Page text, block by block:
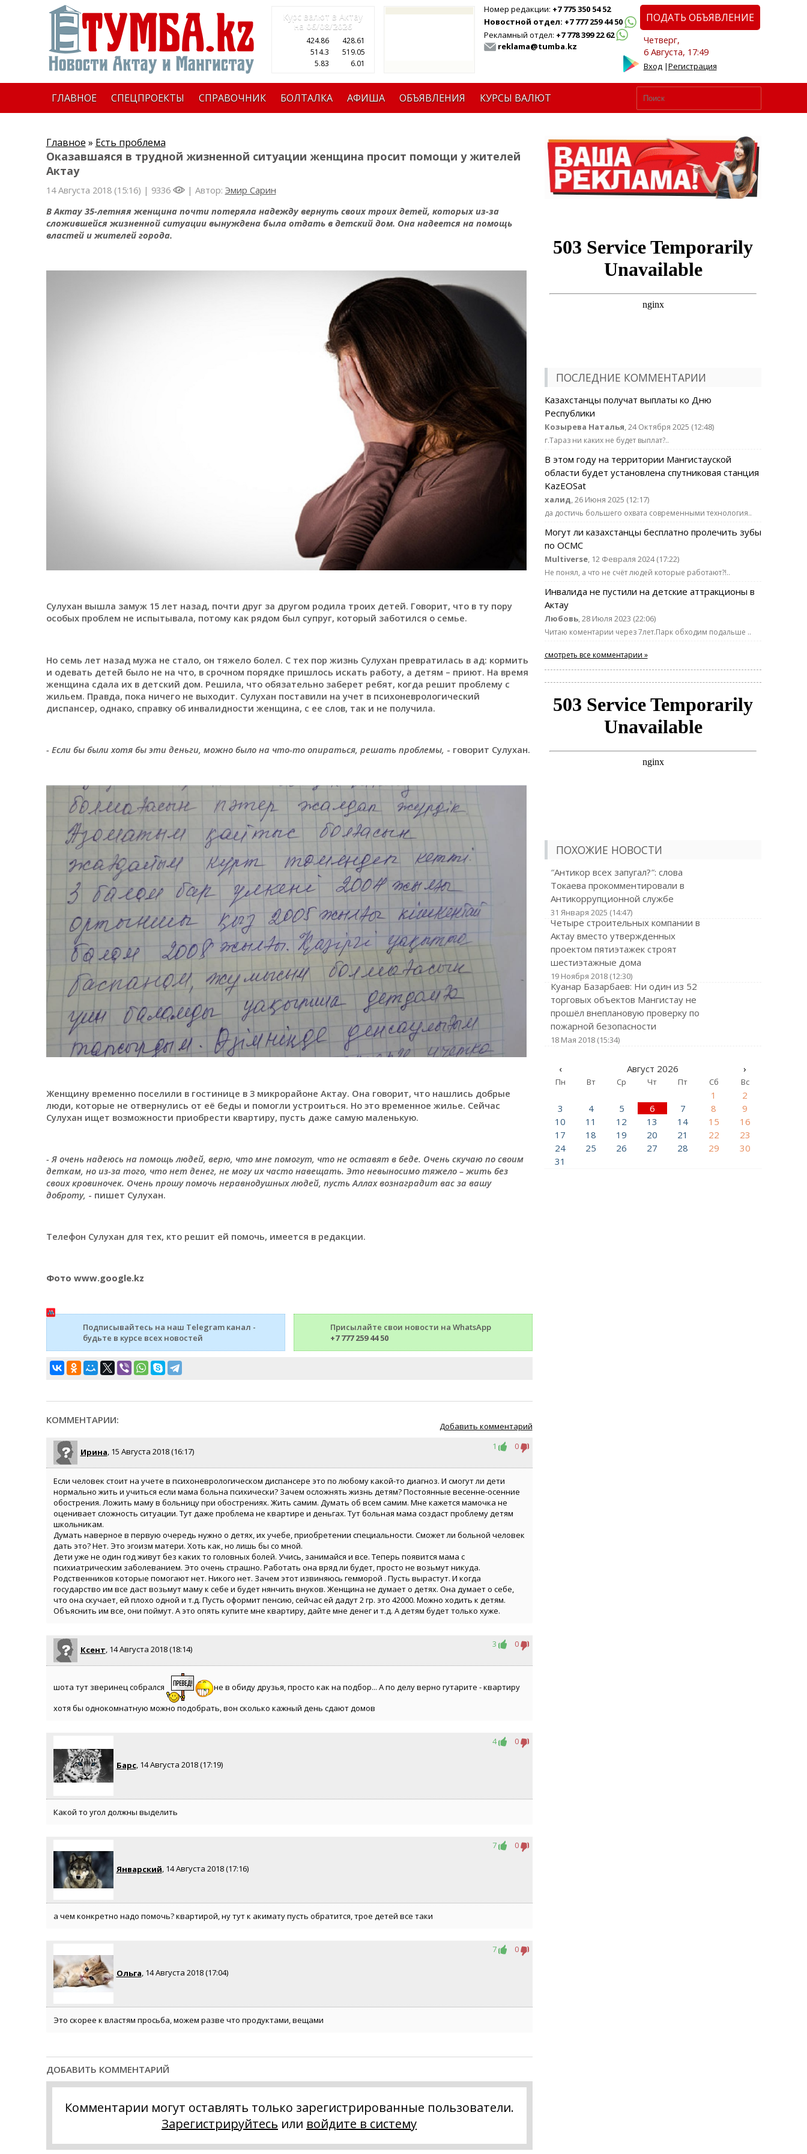
Курс валют в Актау
на 06/08/2026
424.86
428.61
514.3
519.05
5.83
6.01
Номер редакции: +7 775 350 54 52
Новостной отдел: +7 777 259 44 50
Рекламный отдел: +7 778 399 22 62
reklama@tumba.kz
ПОДАТЬ ОБЪЯВЛЕНИЕ
Четверг,
6 Августа, 17:49
Вход|Регистрация
ГЛАВНОЕ СПЕЦПРОЕКТЫ СПРАВОЧНИК БОЛТАЛКА АФИША ОБЪЯВЛЕНИЯ КУРСЫ ВАЛЮТ
Главное » Есть проблема
Оказавшаяся в трудной жизненной ситуации женщина просит помощи у жителей
Актау
14 Августа 2018 (15:16) | 9336 | Автор: Эмир Сарин
В Актау 35-летняя женщина почти потеряла надежду вернуть своих троих детей, которых из-за
сложившейся жизненной ситуации вынуждена была отдать в детский дом. Она надеется на помощь
властей и жителей города.
Сулухан вышла замуж 15 лет назад, почти друг за другом родила троих детей. Говорит, что в ту пору
особых проблем не испытывала, потому как рядом был супруг, который заботился о семье.
Но семь лет назад мужа не стало, он тяжело болел. С тех пор жизнь Сулухан превратилась в ад: кормить
и одевать детей было не на что, в срочном порядке пришлось искать работу, а детям – приют. На время
женщина сдала их в детский дом. Решила, что обязательно заберет ребят, когда решит проблему с
жильем. Правда, пока ничего не выходит. Сулухан поставили на учет в психоневрологический
диспансер, однако, справку об инвалидности женщина, с ее слов, так и не получила.
- Если бы были хотя бы эти деньги, можно было на что-то опираться, решать проблемы, - говорит Сулухан.
Женщину временно поселили в гостинице в 3 микрорайоне Актау. Она говорит, что нашлись добрые
люди, которые не отвернулись от её беды и помогли устроиться. Но это временное жилье. Сейчас
Сулухан ищет возможности приобрести квартиру, пусть даже самую маленькую.
- Я очень надеюсь на помощь людей, верю, что мне помогут, что не оставят в беде. Очень скучаю по своим
деткам, но из-за того, что нет денег, не могу их часто навещать. Это невыносимо тяжело – жить без
своих кровиночек. Очень прошу помочь неравнодушных людей, пусть Аллах вознаградит вас за вашу
доброту, - пишет Сулухан.
Телефон Сулухан для тех, кто решит ей помочь, имеется в редакции.
Фото www.google.kz
Подписывайтесь на наш Telegram канал -
будьте в курсе всех новостей
Присылайте свои новости на WhatsApp
+7 777 259 44 50
КОММЕНТАРИИ:
Добавить комментарий
Ирина, 15 Августа 2018 (16:17)
1 0
Если человек стоит на учете в психоневрологическом диспансере это по любому какой-то диагноз. И смогут ли дети
нормально жить и учиться если мама больна психически? Зачем осложнять жизнь детям? Постоянные весенне-осенние
обострения. Ложить маму в больницу при обострениях. Жить самим. Думать об всем самим. Мне кажется мамочка не
оценивает сложность ситуации. Тут даже проблема не квартире и деньгах. Тут больная мама создаст проблему детям
школьникам.
Думать наверное в первую очередь нужно о детях, их учебе, приобретении специальности. Сможет ли больной человек
дать это? Нет. Это эгоизм матери. Хоть как, но лишь бы со мной.
Дети уже не один год живут без каких то головных болей. Учись, занимайся и все. Теперь появится мама с
психиатрическим заболеванием. Это очень страшно. Работать она вряд ли будет, просто не возьмут никуда.
Родственников которые помогают нет. Никого нет. Зачем этот извиняюсь гемморой . Пусть вырастут. И когда
государство им все даст возьмут маму к себе и будет нянчить внуков. Женщина не думает о детях. Она думает о себе,
что она скучает, ей плохо одной и т.д. Пусть оформит пенсию, сейчас ей дадут 2 гр. это 42000. Можно ходить к детям.
Объяснить им все, они поймут. А это опять купите мне квартиру, дайте мне денег и т.д. А детям будет только хуже.
Ксент, 14 Августа 2018 (18:14)
3 0
шота тут зверинец собрался
не в обиду друзья, просто как на подбор... А по делу верно гутарите - квартиру
хотя бы однокомнатную можно подобрать, вон сколько кажный день сдают домов
Барс, 14 Августа 2018 (17:19)
4 0
Какой то угол должны выделить
Январский, 14 Августа 2018 (17:16)
7 0
а чем конкретно надо помочь? квартирой, ну тут к акимату пусть обратится, трое детей все таки
Ольга, 14 Августа 2018 (17:04)
7 0
Это скорее к властям просьба, можем разве что продуктами, вещами
ДОБАВИТЬ КОММЕНТАРИЙ
Комментарии могут оставлять только зарегистрированные пользователи.
Зарегистрируйтесь или войдите в систему
ПОСЛЕДНИЕ КОММЕНТАРИИ
Казахстанцы получат выплаты ко Дню
Республики
Козырева Наталья, 24 Октября 2025 (12:48)
г.Тараз ни каких не будет выплат?..
В этом году на территории Мангистауской
области будет установлена спутниковая станция
KazEOSat
халид, 26 Июня 2025 (12:17)
да достичь большего охвата современными технология..
Могут ли казахстанцы бесплатно пролечить зубы
по ОСМС
Multiverse, 12 Февраля 2024 (17:22)
Не понял, а что не счёт людей которые работают?!..
Инвалида не пустили на детские аттракционы в
Актау
Любовь, 28 Июля 2023 (22:06)
Читаю коментарии через 7лет.Парк обходим подальше ..
смотреть все комментарии »
ПОХОЖИЕ НОВОСТИ
″Антикор всех запугал?″: слова
Токаева прокомментировали в
Антикоррупционной службе
31 Января 2025 (14:47)
Четыре строительных компании в
Актау вместо утвержденных
проектом пятиэтажек строят
шестиэтажные дома
19 Ноября 2018 (12:30)
Куанар Базарбаев: Ни один из 52
торговых объектов Мангистау не
прошёл внеплановую проверку по
пожарной безопасности
18 Мая 2018 (15:34)
‹ Август 2026 ›
Пн Вт Ср Чт Пт Сб Вс
1
2
3
4 5 6 7 8
9
10
11 12 13 14 15
16
17
18 19 20 21 22
23
24
25 26 27 28 29
30
31